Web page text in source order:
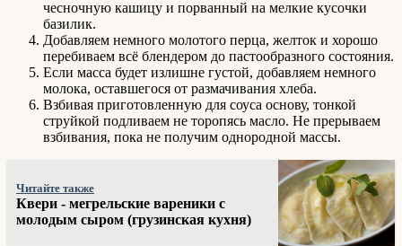
чесночную кашицу и порванный на мелкие кусочки
базилик.
Добавляем немного молотого перца, желток и хорошо
перебиваем всё блендером до пастообразного состояния.
Если масса будет излишне густой, добавляем немного
молока, оставшегося от размачивания хлеба.
Взбивая приготовленную для соуса основу, тонкой
струйкой подливаем не торопясь масло. Не прерываем
взбивания, пока не получим однородной массы.
Читайте также
Квери - мегрельские вареники с
молодым сыром (грузинская кухня)